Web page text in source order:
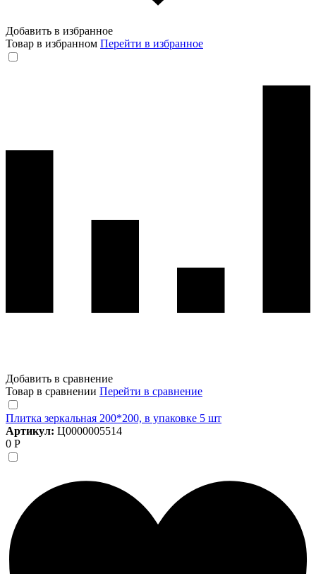
Добавить в избранное
Товар в избранном Перейти в избранное
Добавить в сравнение
Товар в сравнении Перейти в сравнение
Плитка зеркальная 200*200, в упаковке 5 шт
Артикул: Ц0000005514
0 Р